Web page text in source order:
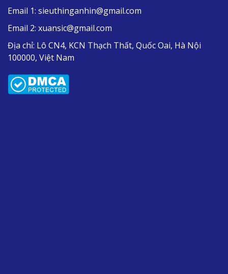
Email 1: sieuthinganhin@gmail.com
Email 2: xuansic@gmail.com
Địa chỉ: Lô CN4, KCN Thạch Thất, Quốc Oai, Hà Nội
100000, Việt Nam